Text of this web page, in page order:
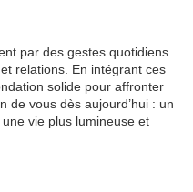
par des gestes quotidiens
relations. En intégrant ces
solide pour affronter
de vous dès aujourd’hui : un
vie plus lumineuse et